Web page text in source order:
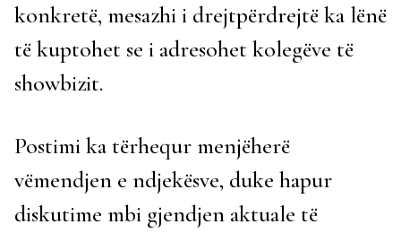
konkretë, mesazhi i drejtpërdrejtë ka lënë
të kuptohet se i adresohet kolegëve të
showbizit.
Postimi ka tërhequr menjëherë
vëmendjen e ndjekësve, duke hapur
diskutime mbi gjendjen aktuale të